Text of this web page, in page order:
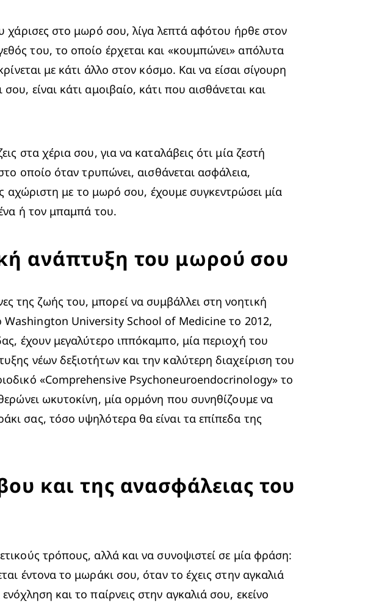
χάρισες στο μωρό σου, λίγα λεπτά αφότου ήρθε στον
του, το οποίο έρχεται και «κουμπώνει» απόλυτα
με κάτι άλλο στον κόσμο. Και να είσαι σίγουρη
είναι κάτι αμοιβαίο, κάτι που αισθάνεται και
στα χέρια σου, για να καταλάβεις ότι μία ζεστή
οποίο όταν τρυπώνει, αισθάνεται ασφάλεια,
αχώριστη με το μωρό σου, έχουμε συγκεντρώσει μία
ή τον μπαμπά του.
ανάπτυξη του μωρού σου
της ζωής του, μπορεί να συμβάλλει στη νοητική
Washington University School of Medicine το 2012,
έχουν μεγαλύτερο ιππόκαμπο, μία περιοχή του
νέων δεξιοτήτων και την καλύτερη διαχείριση του
«Comprehensive Psychoneuroendocrinology» το
ωκυτοκίνη, μία ορμόνη που συνηθίζουμε να
σας, τόσο υψηλότερα θα είναι τα επίπεδα της
και της ανασφάλειας του
τρόπους, αλλά και να συνοψιστεί σε μία φράση:
έντονα το μωράκι σου, όταν το έχεις στην αγκαλιά
και το παίρνεις στην αγκαλιά σου, εκείνο